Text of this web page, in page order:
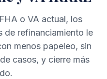
o VA actual, los
de refinanciamiento le
menos papeleo, sin
casos, y cierre más